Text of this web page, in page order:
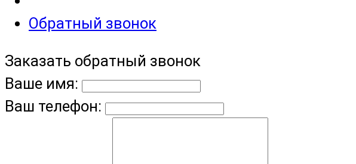
Обратный звонок
Заказать обратный звонок
Ваше имя:
Ваш телефон: